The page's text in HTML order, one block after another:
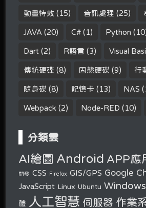
動畫特效 (15) 音訊處理 (25)
JAVA (20) C# (1) Python
Dart (2) R語言 (3) Visual
傳統硬碟 (8) 固態硬碟 (9) 行
隨身碟 (8) 記憶卡 (13) NAS
Webpack (2) Node-RED (10)
分類雲
AI繪圖 Android APP應
開發 CSS Firefox GIS/GPS Google
JavaScript Linux Ubuntu Windows
體 人工智慧 伺服器 作業